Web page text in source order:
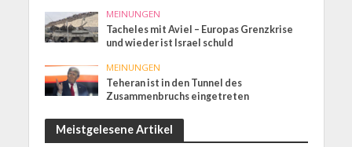
MEINUNGEN
Tacheles mit Aviel – Europas Grenzkrise
und wieder ist Israel schuld
MEINUNGEN
Teheran ist in den Tunnel des
Zusammenbruchs eingetreten
Meistgelesene Artikel